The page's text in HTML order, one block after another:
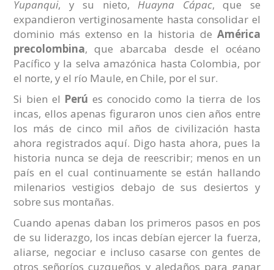
Yupanqui, y su nieto, Huayna Cápac, que se
expandieron vertiginosamente hasta consolidar el
dominio más extenso en la historia de América
precolombina, que abarcaba desde el océano
Pacífico y la selva amazónica hasta Colombia, por
el norte, y el río Maule, en Chile, por el sur.
Si bien el Perú es conocido como la tierra de los
incas, ellos apenas figuraron unos cien años entre
los más de cinco mil años de civilización hasta
ahora registrados aquí. Digo hasta ahora, pues la
historia nunca se deja de reescribir; menos en un
país en el cual continuamente se están hallando
milenarios vestigios debajo de sus desiertos y
sobre sus montañas.
Cuando apenas daban los primeros pasos en pos
de su liderazgo, los incas debían ejercer la fuerza,
aliarse, negociar e incluso casarse con gentes de
otros señoríos cuzqueños y aledaños para ganar